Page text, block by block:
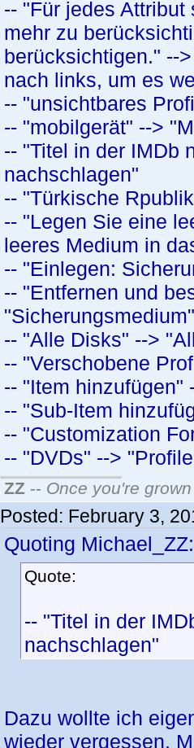
-- "Für jedes
mehr zu
berücksichtigen." --
nach links, um es
-- "unsichtbares
-- "mobilgerät" -->
-- "Titel in der IMDb
nachschlagen"
-- "Türkische
-- "Legen Sie eine
leeres Medium in
-- "Einlegen:
-- "Entfernen und
"Sicherungsmedium"
-- "Alle Disks" -->
-- "Verschobene
-- "Item hinzufügen"
-- "Sub-Item
-- "Customization
-- "DVDs" -->
ZZ -- Once you're
Posted: February 3,
Quoting Michael_ZZ:
Quote:
-- "Titel in der
nachschlagen"
Dazu wollte ich
wieder vergessen.